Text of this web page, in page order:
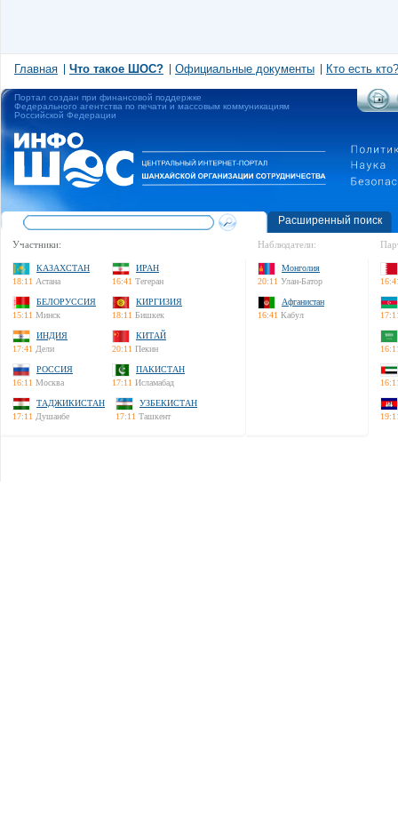
Главная Что такое ШОС? Официальные документы Кто есть кто?
Портал создан при финансовой поддержке
Федерального агентства по печати и массовым коммуникациям
Российской Федерации
Расширенный поиск
Участники:
КАЗАХСТАН
18:11 Астана
ИРАН
16:41 Тегеран
БЕЛОРУССИЯ
15:11 Минск
КИРГИЗИЯ
18:11 Бишкек
ИНДИЯ
17:41 Дели
КИТАЙ
20:11 Пекин
РОССИЯ
16:11 Москва
ПАКИСТАН
17:11 Исламабад
ТАДЖИКИСТАН
17:11 Душанбе
УЗБЕКИСТАН
17:11 Ташкент
Наблюдатели:
Монголия
20:11 Улан-Батор
Афганистан
16:41 Кабул